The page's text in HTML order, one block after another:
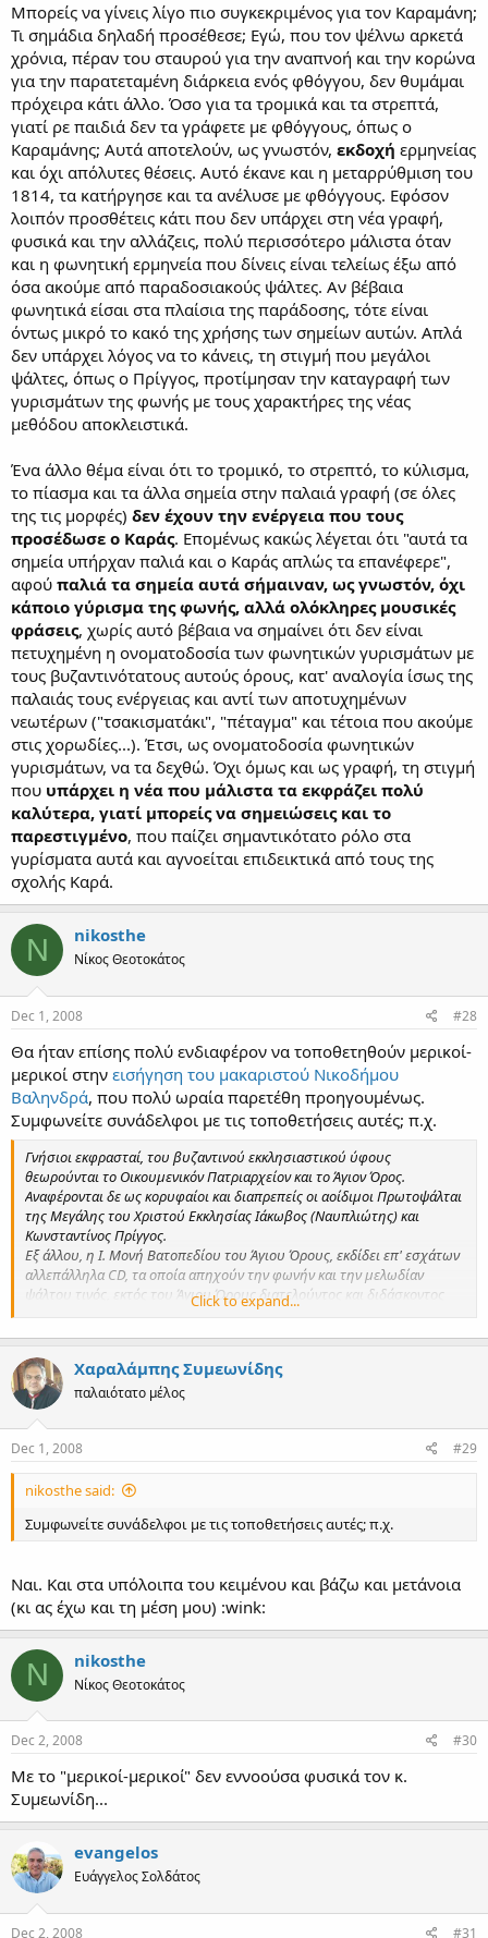
Μπορείς να γίνεις λίγο πιο συγκεκριμένος για τον Καραμάνη;
Τι σημάδια δηλαδή προσέθεσε; Εγώ, που τον ψέλνω αρκετά
χρόνια, πέραν του σταυρού για την αναπνοή και την κορώνα
για την παρατεταμένη διάρκεια ενός φθόγγου, δεν θυμάμαι
πρόχειρα κάτι άλλο. Όσο για τα τρομικά και τα στρεπτά,
γιατί ρε παιδιά δεν τα γράφετε με φθόγγους, όπως ο
Καραμάνης; Αυτά αποτελούν, ως γνωστόν, εκδοχή ερμηνείας
και όχι απόλυτες θέσεις. Αυτό έκανε και η μεταρρύθμιση του
1814, τα κατήργησε και τα ανέλυσε με φθόγγους. Εφόσον
λοιπόν προσθέτεις κάτι που δεν υπάρχει στη νέα γραφή,
φυσικά και την αλλάζεις, πολύ περισσότερο μάλιστα όταν
και η φωνητική ερμηνεία που δίνεις είναι τελείως έξω από
όσα ακούμε από παραδοσιακούς ψάλτες. Αν βέβαια
φωνητικά είσαι στα πλαίσια της παράδοσης, τότε είναι
όντως μικρό το κακό της χρήσης των σημείων αυτών. Απλά
δεν υπάρχει λόγος να το κάνεις, τη στιγμή που μεγάλοι
ψάλτες, όπως ο Πρίγγος, προτίμησαν την καταγραφή των
γυρισμάτων της φωνής με τους χαρακτήρες της νέας
μεθόδου αποκλειστικά.
Ένα άλλο θέμα είναι ότι το τρομικό, το στρεπτό, το κύλισμα,
το πίασμα και τα άλλα σημεία στην παλαιά γραφή (σε όλες
της τις μορφές) δεν έχουν την ενέργεια που τους
προσέδωσε ο Καράς. Επομένως κακώς λέγεται ότι "αυτά τα
σημεία υπήρχαν παλιά και ο Καράς απλώς τα επανέφερε",
αφού παλιά τα σημεία αυτά σήμαιναν, ως γνωστόν, όχι
κάποιο γύρισμα της φωνής, αλλά ολόκληρες μουσικές
φράσεις, χωρίς αυτό βέβαια να σημαίνει ότι δεν είναι
πετυχημένη η ονοματοδοσία των φωνητικών γυρισμάτων με
τους βυζαντινότατους αυτούς όρους, κατ' αναλογία ίσως της
παλαιάς τους ενέργειας και αντί των αποτυχημένων
νεωτέρων ("τσακισματάκι", "πέταγμα" και τέτοια που ακούμε
στις χορωδίες...). Έτσι, ως ονοματοδοσία φωνητικών
γυρισμάτων, να τα δεχθώ. Όχι όμως και ως γραφή, τη στιγμή
που υπάρχει η νέα που μάλιστα τα εκφράζει πολύ
καλύτερα, γιατί μπορείς να σημειώσεις και το
παρεστιγμένο, που παίζει σημαντικότατο ρόλο στα
γυρίσματα αυτά και αγνοείται επιδεικτικά από τους της
σχολής Καρά.
N nikosthe
Νίκος Θεοτοκάτος
Dec 1, 2008 #28
Θα ήταν επίσης πολύ ενδιαφέρον να τοποθετηθούν μερικοί-
μερικοί στην εισήγηση του μακαριστού Νικοδήμου
Βαληνδρά, που πολύ ωραία παρετέθη προηγουμένως.
Συμφωνείτε συνάδελφοι με τις τοποθετήσεις αυτές; π.χ.
Γνήσιοι εκφρασταί, του βυζαντινού εκκλησιαστικού ύφους
θεωρούνται το Οικουμενικόν Πατριαρχείον και το Άγιον Όρος.
Αναφέρονται δε ως κορυφαίοι και διαπρεπείς οι αοίδιμοι Πρωτοψάλται
της Μεγάλης του Χριστού Εκκλησίας Ιάκωβος (Ναυπλιώτης) και
Κωνσταντίνος Πρίγγος.
Εξ άλλου, η Ι. Μονή Βατοπεδίου του Άγιου Όρους, εκδίδει επ' εσχάτων
αλλεπάλληλα CD, τα oποία απηχούν την φωνήν και την μελωδίαν
ψάλτου τινός, εκτός του Άγιου Όρους διατελούντος και διδάσκοντος
την ψαλτικήν τέχνην, κατά το ύφος της καλουμένης «Σχολής Καρρά».
Ουχ ήττον δι' αυτών διακυβεύεται το γνήσιον αγιορειτικόν ύφος, το
όποιον, ως ελέχθη, ομού με το του Οικουμενικού Πατριαρχείου,
θεωρούνται αυθεντικώς παραδοσιακά.
Click to expand...
Χαραλάμπης Συμεωνίδης
παλαιότατο μέλος
Dec 1, 2008 #29
nikosthe said:
Συμφωνείτε συνάδελφοι με τις τοποθετήσεις αυτές; π.χ.
Ναι. Και στα υπόλοιπα του κειμένου και βάζω και μετάνοια
(κι ας έχω και τη μέση μου) :wink:
N nikosthe
Νίκος Θεοτοκάτος
Dec 2, 2008 #30
Με το "μερικοί-μερικοί" δεν εννοούσα φυσικά τον κ.
Συμεωνίδη...
evangelos
Ευάγγελος Σολδάτος
Dec 2, 2008 #31